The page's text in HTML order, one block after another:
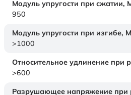
Модуль упругости при сжатии,
950
Модуль упругости при изгибе,
>1000
Относительное удлинение при
>600
Разрушающее напряжение при